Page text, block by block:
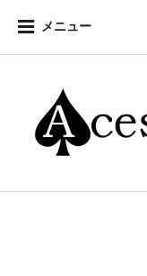
メニュー